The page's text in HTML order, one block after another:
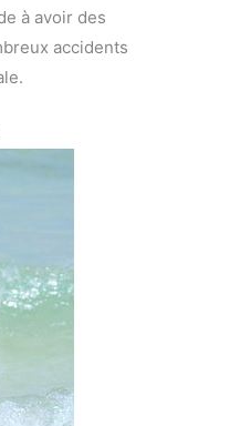
à avoir des
accidents